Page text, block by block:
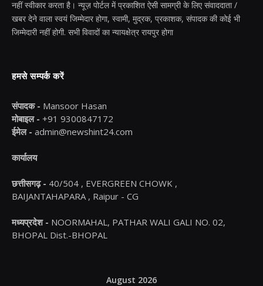
नहीं स्वीकार करता है। न्यूज़ पोर्टल में प्रकाशित ऐसी सामग्री के लिए संवाददाता /
खबर देने वाला स्वयं जिम्मेदार होगा, स्वामी, मुद्रक, प्रकाशक, संपादक की कोई भी
जिम्मेदारी नहीं होगी. सभी विवादों का न्यायक्षेत्र रायपुर होगा
हमसे सम्पर्क करें
संपादक - Mansoor Hasan
मोबाइल - +91 9300847172
ईमेल - admin@newshint24.com
कार्यालय
छत्तीसगढ़ - 40/504 , EVERGREEN CHOWK ,
BAIJANTAHAPARA , Raipur - CG
मध्यप्रदेश - NOORMAHAL, PATHAR WALI GALI NO. 02,
BHOPAL Dist.-BHOPAL
August 2026